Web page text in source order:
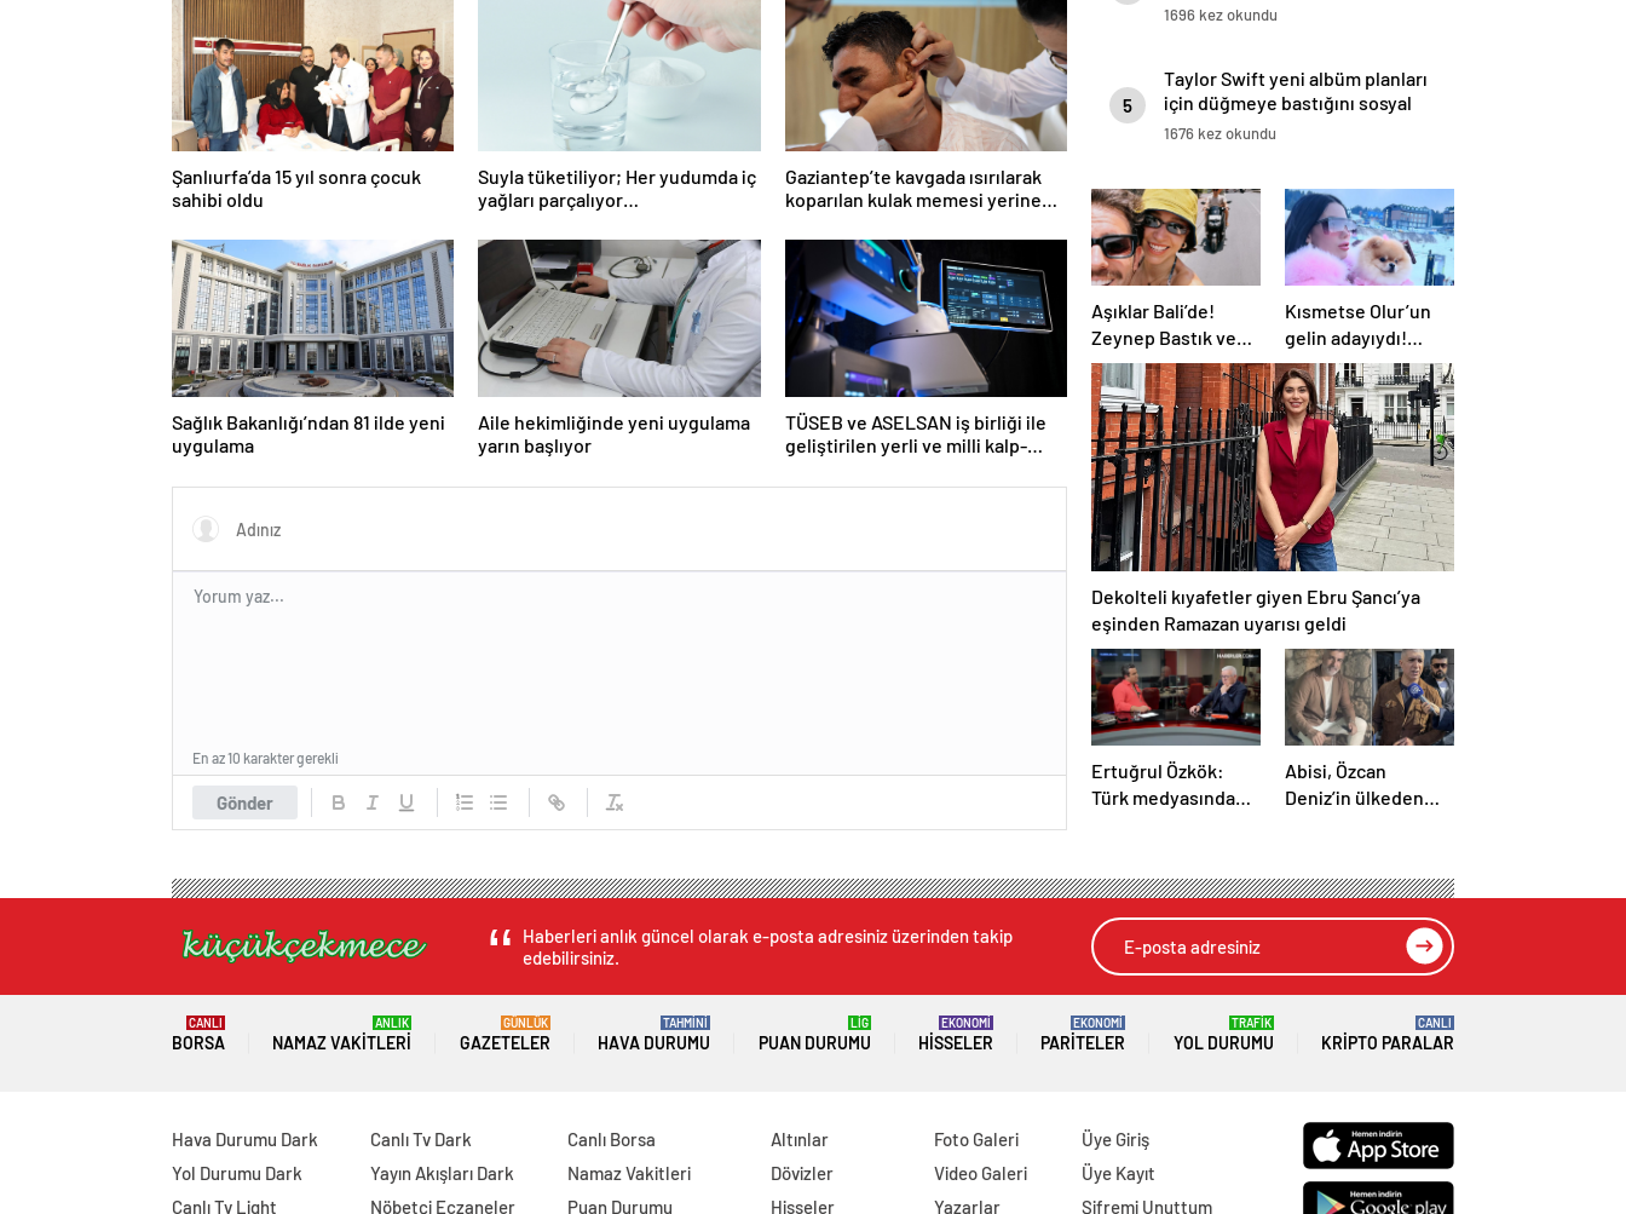
Şanlıurfa’da 15 yıl sonra çocuk
sahibi oldu
Suyla tüketiliyor; Her yudumda iç
yağları parçalıyor…
Gaziantep’te kavgada ısırılarak
koparılan kulak memesi yerine
Sağlık Bakanlığı’ndan 81 ilde yeni
uygulama
Aile hekimliğinde yeni uygulama
yarın başlıyor
TÜSEB ve ASELSAN iş birliği ile
geliştirilen yerli ve milli kalp-
Gönder
En az 10 karakter gerekli
1696 kez okundu
5
Taylor Swift yeni albüm planları
için düğmeye bastığını sosyal
medyadan duyurdu!
1676 kez okundu
Aşıklar Bali’de!
Zeynep Bastık ve
Serkay Tütüncü’nün
yeni pozlarına
beğeni yağdı
Kısmetse Olur’un
gelin adayıydı!
Cansel Ayanoğlu
apar topar ameliyat
oldu
Dekolteli kıyafetler giyen Ebru Şancı’ya
eşinden Ramazan uyarısı geldi
Ertuğrul Özkök:
Türk medyasında
yönetmeniyim
Abisi, Özcan
Deniz’in ülkeden
da verdi
Haberleri anlık güncel olarak e-posta adresiniz üzerinden takip
edebilirsiniz.
BORSA
CANLI
NAMAZ VAKITLERI
ANLIK
GAZETELER
GÜNLÜK
HAVA DURUMU
TAHMİNİ
PUAN DURUMU
LİG
HISSELER
EKONOMİ
PARITELER
EKONOMİ
YOL DURUMU
TRAFİK
KRIPTO PARALAR
CANLI
Hava Durumu Dark
Yol Durumu Dark
Canlı Tv Light
Canlı Tv Dark
Yayın Akışları Dark
Nöbetçi Eczaneler
Canlı Borsa
Namaz Vakitleri
Puan Durumu
Altınlar
Dövizler
Hisseler
Foto Galeri
Video Galeri
Yazarlar
Üye Giriş
Üye Kayıt
Şifremi Unuttum